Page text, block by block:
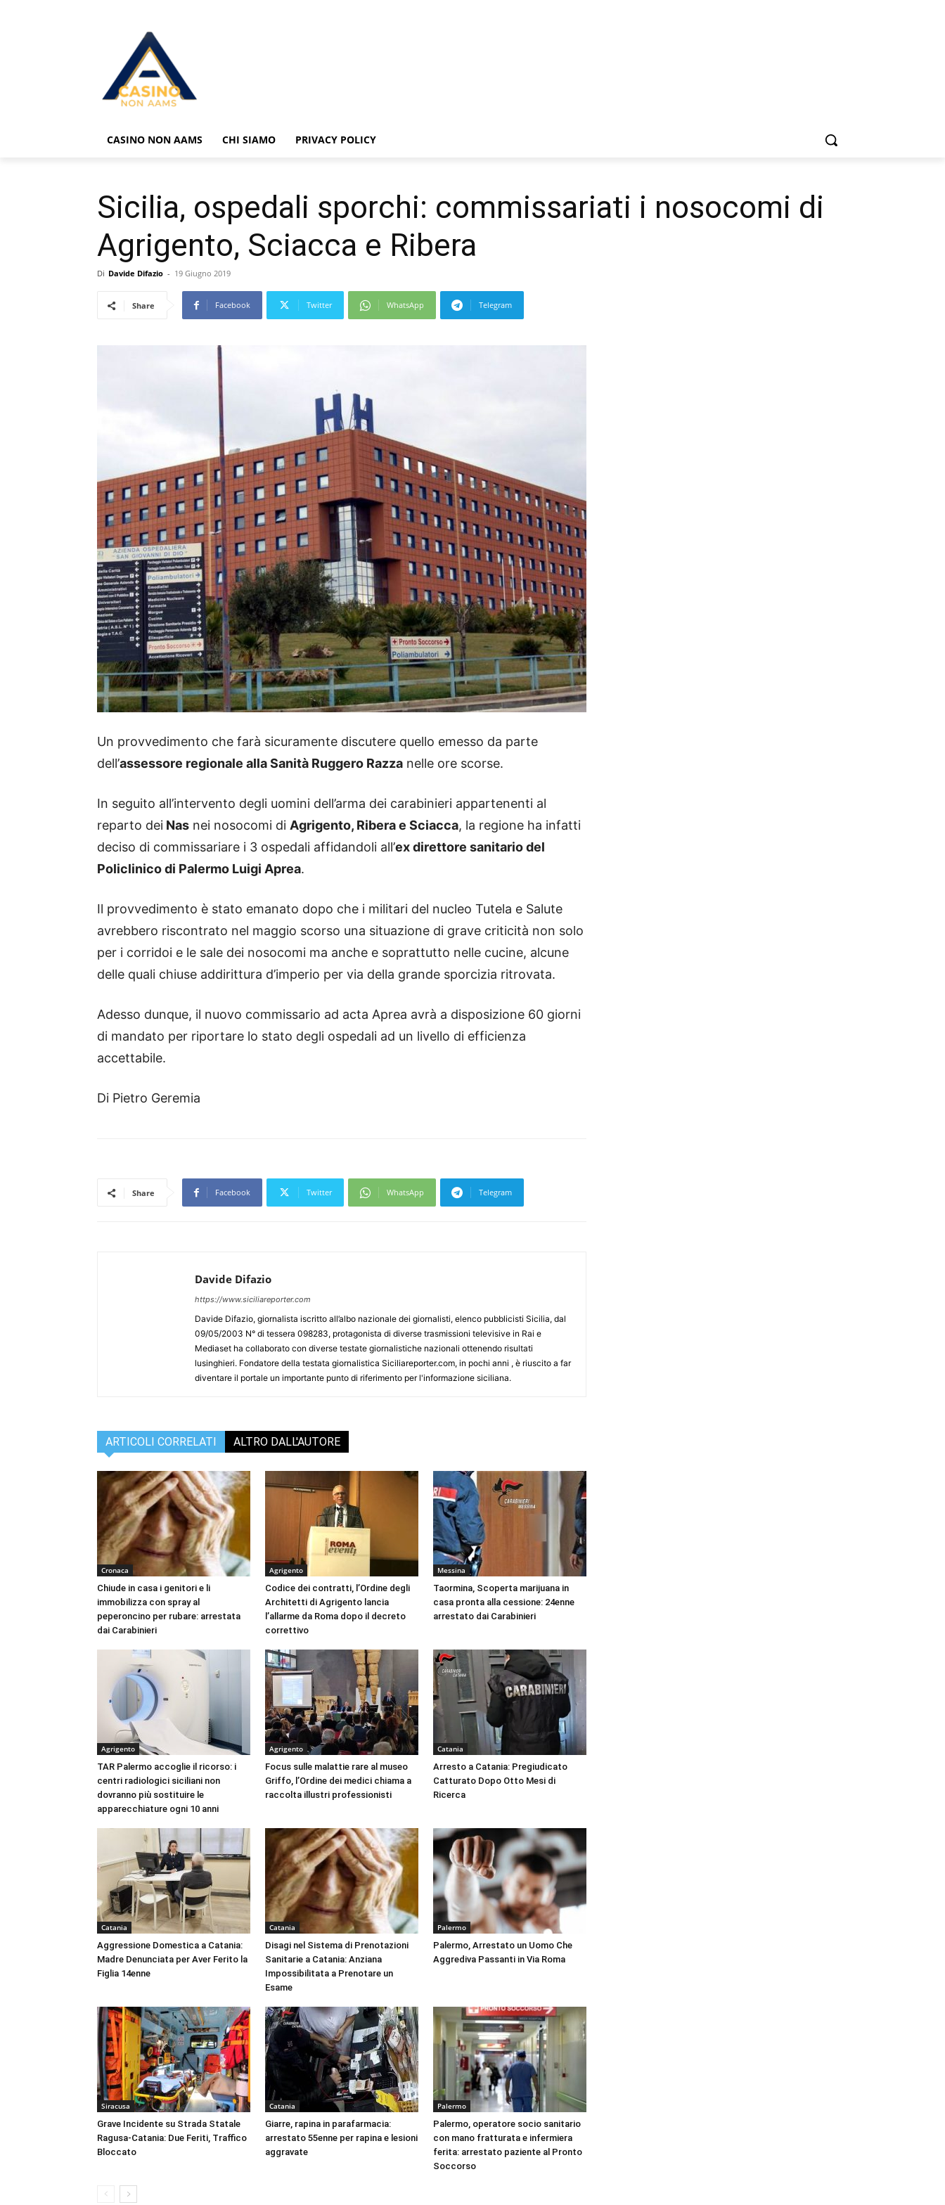
CASINO NON AAMS CHI SIAMO PRIVACY POLICY
Sicilia, ospedali sporchi: commissariati i nosocomi di
Agrigento, Sciacca e Ribera
Di Davide Difazio - 19 Giugno 2019
Share Facebook Twitter WhatsApp Telegram
Un provvedimento che farà sicuramente discutere quello emesso da parte
dell’assessore regionale alla Sanità Ruggero Razza nelle ore scorse.
In seguito all’intervento degli uomini dell’arma dei carabinieri appartenenti al
reparto dei Nas nei nosocomi di Agrigento, Ribera e Sciacca, la regione ha infatti
deciso di commissariare i 3 ospedali affidandoli all’ex direttore sanitario del
Policlinico di Palermo Luigi Aprea.
Il provvedimento è stato emanato dopo che i militari del nucleo Tutela e Salute
avrebbero riscontrato nel maggio scorso una situazione di grave criticità non solo
per i corridoi e le sale dei nosocomi ma anche e soprattutto nelle cucine, alcune
delle quali chiuse addirittura d’imperio per via della grande sporcizia ritrovata.
Adesso dunque, il nuovo commissario ad acta Aprea avrà a disposizione 60 giorni
di mandato per riportare lo stato degli ospedali ad un livello di efficienza
accettabile.
Di Pietro Geremia
Share Facebook Twitter WhatsApp Telegram
Davide Difazio
https://www.siciliareporter.com
Davide Difazio, giornalista iscritto all’albo nazionale dei giornalisti, elenco pubblicisti Sicilia, dal
09/05/2003 N° di tessera 098283, protagonista di diverse trasmissioni televisive in Rai e
Mediaset ha collaborato con diverse testate giornalistiche nazionali ottenendo risultati
lusinghieri. Fondatore della testata giornalistica Siciliareporter.com, in pochi anni , è riuscito a far
diventare il portale un importante punto di riferimento per l'informazione siciliana.
ARTICOLI CORRELATI ALTRO DALL'AUTORE
Cronaca
Chiude in casa i genitori e li
immobilizza con spray al
peperoncino per rubare: arrestata
dai Carabinieri
Agrigento
Codice dei contratti, l’Ordine degli
Architetti di Agrigento lancia
l’allarme da Roma dopo il decreto
correttivo
Messina
Taormina, Scoperta marijuana in
casa pronta alla cessione: 24enne
arrestato dai Carabinieri
Agrigento
TAR Palermo accoglie il ricorso: i
centri radiologici siciliani non
dovranno più sostituire le
apparecchiature ogni 10 anni
Agrigento
Focus sulle malattie rare al museo
Griffo, l’Ordine dei medici chiama a
raccolta illustri professionisti
Catania
Arresto a Catania: Pregiudicato
Catturato Dopo Otto Mesi di
Ricerca
Catania
Aggressione Domestica a Catania:
Madre Denunciata per Aver Ferito la
Figlia 14enne
Catania
Disagi nel Sistema di Prenotazioni
Sanitarie a Catania: Anziana
Impossibilitata a Prenotare un
Esame
Palermo
Palermo, Arrestato un Uomo Che
Aggrediva Passanti in Via Roma
Siracusa
Grave Incidente su Strada Statale
Ragusa-Catania: Due Feriti, Traffico
Bloccato
Catania
Giarre, rapina in parafarmacia:
arrestato 55enne per rapina e lesioni
aggravate
Palermo
Palermo, operatore socio sanitario
con mano fratturata e infermiera
ferita: arrestato paziente al Pronto
Soccorso